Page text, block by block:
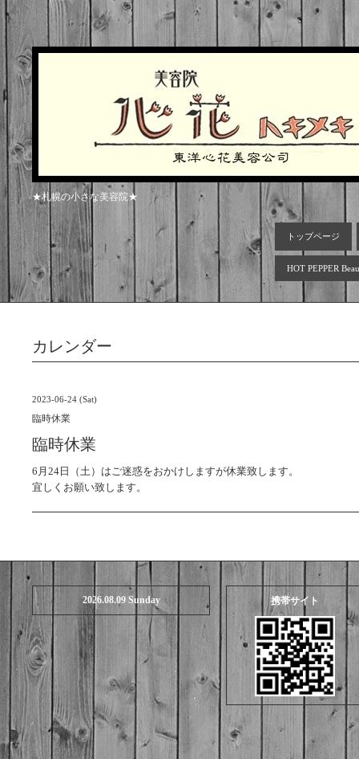
★札幌の小さな美容院★
トップページ
HOT PEPPER
カレンダー
2023-06-24 (Sat)
臨時休業
臨時休業
6月24日（土）はご迷惑をおかけしますが休業致します。
宜しくお願い致します。
2026.08.09 Sunday 携帯サイト